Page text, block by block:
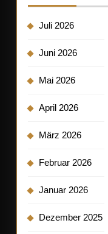
Juli 2026
Juni 2026
Mai 2026
April 2026
März 2026
Februar 2026
Januar 2026
Dezember 2025